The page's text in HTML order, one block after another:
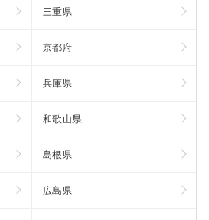
三重県
京都府
兵庫県
和歌山県
島根県
広島県